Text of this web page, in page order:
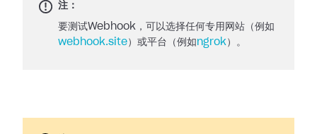
注：
要测试Webhook，可以选择任何专用网站（例如
webhook.site）或平台（例如 ngrok）。